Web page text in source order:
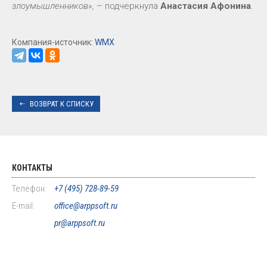
злоумышленников», – подчеркнула Анастасия Афонина.
Компания-источник: WMX
ВОЗВРАТ К СПИСКУ
КОНТАКТЫ
Телефон:
+7 (495) 728-89-59
E-mail:
office@arppsoft.ru
pr@arppsoft.ru